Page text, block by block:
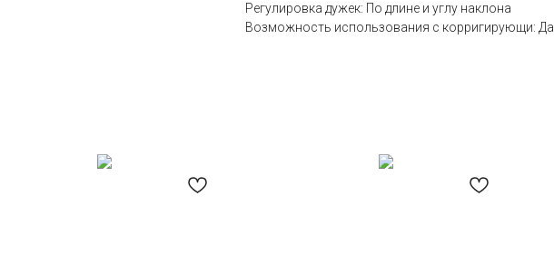
Регулировка дужек: По длине и углу наклона
Возможность использования с корригирующи: Да